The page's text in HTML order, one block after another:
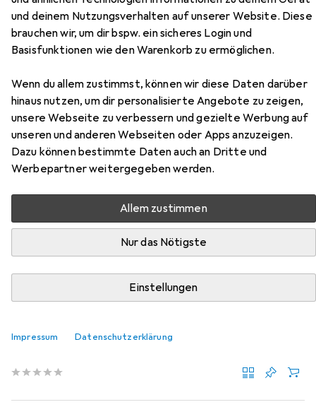
und deinem Nutzungsverhalten auf unserer Website. Diese
brauchen wir, um dir bspw. ein sicheres Login und
Basisfunktionen wie den Warenkorb zu ermöglichen.
Wenn du allem zustimmst, können wir diese Daten darüber
hinaus nutzen, um dir personalisierte Angebote zu zeigen,
unsere Webseite zu verbessern und gezielte Werbung auf
unseren und anderen Webseiten oder Apps anzuzeigen.
Dazu können bestimmte Daten auch an Dritte und
Werbepartner weitergegeben werden.
Allem zustimmen
Nur das Nötigste
Einstellungen
Impressum Datenschutzerklärung
vidaXL
Behonville (2 Stück)
Zubehör für vidaXL Behonville (2
Stück)
Hier findest du passendes Zubehör zum Produkt vidaXL
Behonville (2 Stück) aus der Kategorie Möbelgleiter +
Möbelgleiter + Schutzpuffer
Fix-o-moll Teppich-Gleiter